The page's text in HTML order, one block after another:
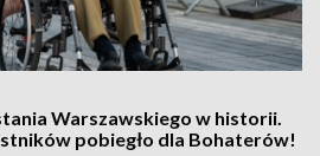
Warszawskiego w historii.
pobiegło dla Bohaterów!